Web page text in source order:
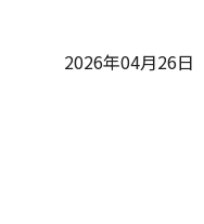
2026年04月26日